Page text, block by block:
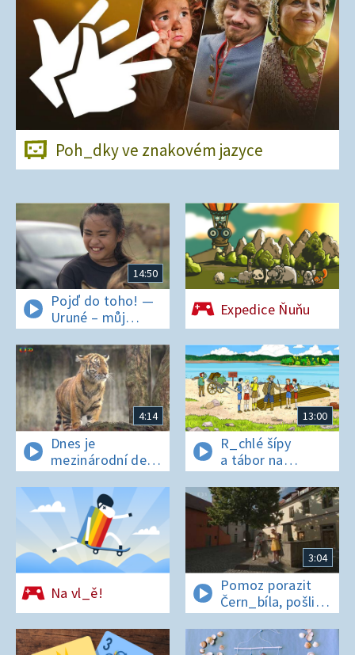
Poh_dky ve znakovém jazyce
14:50
Pojď do toho! —
Uruné – můj
horský koník
Expedice Ňuňu
4:14
Dnes je
mezinárodní den
t_grů
13:00
R_chlé šípy
a tábor na
os_rově
Na vl_ě!
3:04
Pomoz porazit
Čern_bíla, pošli
pís_enko
z Pardubic